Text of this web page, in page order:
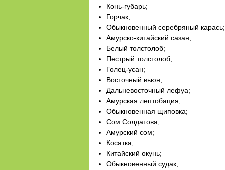
Конь-губарь;
Горчак;
Обыкновенный серебряный карась;
Амурско-китайский сазан;
Белый толстолоб;
Пестрый толстолоб;
Голец-усан;
Восточный вьюн;
Дальневосточный лефуа;
Амурская лептобация;
Обыкновенная щиповка;
Сом Солдатова;
Амурский сом;
Косатка;
Китайский окунь;
Обыкновенный судак;